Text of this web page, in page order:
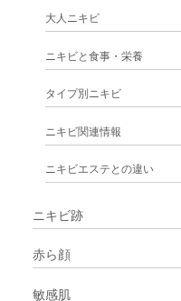
大人ニキビ
ニキビと食事・栄養
タイプ別ニキビ
ニキビ関連情報
ニキビエステとの違い
ニキビ跡
赤ら顔
敏感肌